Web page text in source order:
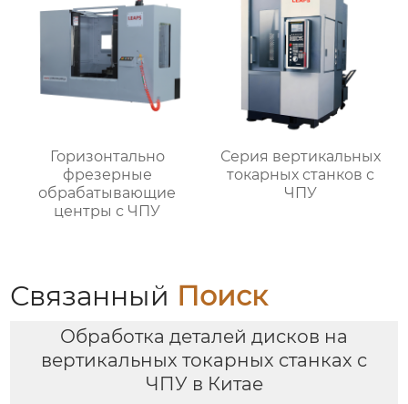
Горизонтально
фрезерные
обрабатывающие
центры с ЧПУ
Серия вертикальных
токарных станков с
ЧПУ
Связанный Поиск
Обработка деталей дисков на
вертикальных токарных станках с
ЧПУ в Китае